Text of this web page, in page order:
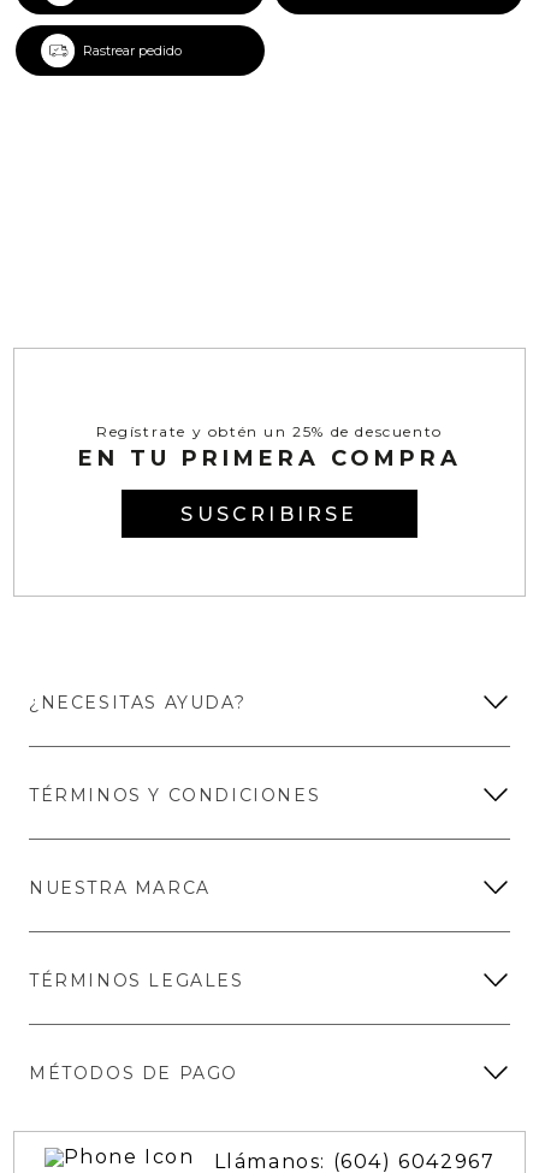
Rastrear pedido
Regístrate y obtén un 25% de descuento
EN TU PRIMERA COMPRA
SUSCRIBIRSE
¿NECESITAS AYUDA?
TÉRMINOS Y CONDICIONES
NUESTRA MARCA
TÉRMINOS LEGALES
MÉTODOS DE PAGO
Llámanos: (604) 6042967